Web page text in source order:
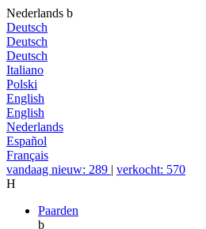
Nederlands b
Deutsch
Deutsch
Deutsch
Italiano
Polski
English
English
Nederlands
Español
Français
vandaag nieuw: 289 | verkocht: 570
H
Paarden
b